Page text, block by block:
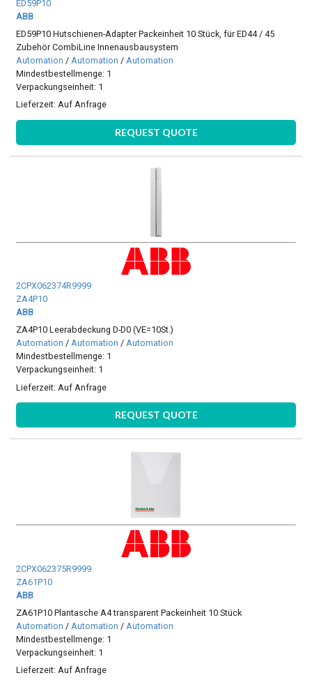
ED59P10
ABB
ED59P10 Hutschienen-Adapter Packeinheit 10 Stück, für ED44 / 45
Zubehör CombiLine Innenausbausystem
Automation / Automation / Automation
Mindestbestellmenge: 1
Verpackungseinheit: 1
Lieferzeit:Auf Anfrage
REQUEST QUOTE
2CPX062374R9999
ZA4P10
ABB
ZA4P10 Leerabdeckung D-D0 (VE=10St.)
Automation /Automation /Automation
Mindestbestellmenge: 1
Verpackungseinheit: 1
Lieferzeit: Auf Anfrage
REQUEST QUOTE
2CPX062375R9999
ZA61P10
ABB
ZA61P10 Plantasche A4 transparent Packeinheit 10 Stück
Automation / Automation / Automation
Mindestbestellmenge: 1
Verpackungseinheit: 1
Lieferzeit:Auf Anfrage